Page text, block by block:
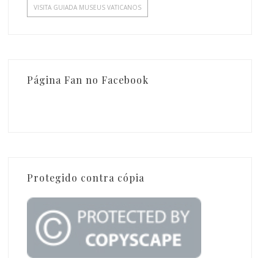
VISITA GUIADA MUSEUS VATICANOS
Página Fan no Facebook
Protegido contra cópia